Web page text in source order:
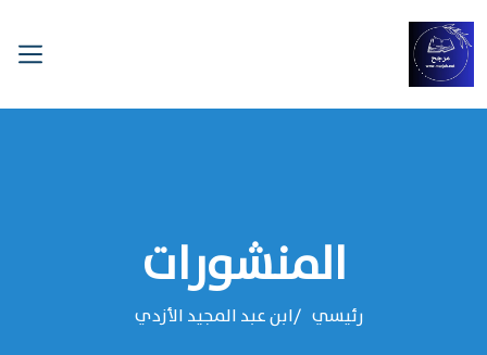
المنشورات
رئيسي ‌‌ابن عبد المجيد الأزدي